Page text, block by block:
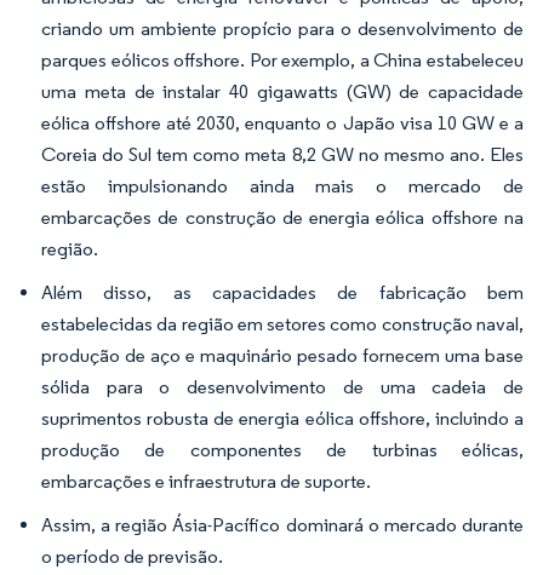
criando um ambiente propício para o desenvolvimento de
parques eólicos offshore. Por exemplo, a China estabeleceu
uma meta de instalar 40 gigawatts (GW) de capacidade
eólica offshore até 2030, enquanto o Japão visa 10 GW e a
Coreia do Sul tem como meta 8,2 GW no mesmo ano. Eles
estão impulsionando ainda mais o mercado de
embarcações de construção de energia eólica offshore na
região.
Além disso, as capacidades de fabricação bem
estabelecidas da região em setores como construção naval,
produção de aço e maquinário pesado fornecem uma base
sólida para o desenvolvimento de uma cadeia de
suprimentos robusta de energia eólica offshore, incluindo a
produção de componentes de turbinas eólicas,
embarcações e infraestrutura de suporte.
Assim, a região Ásia-Pacífico dominará o mercado durante
o período de previsão.